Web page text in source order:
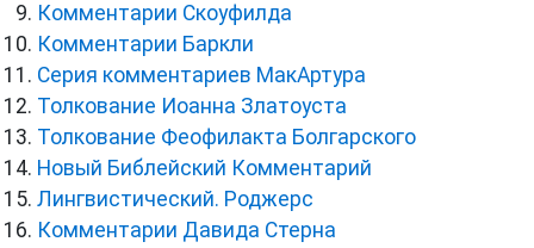
Комментарии Скоуфилда
Комментарии Баркли
Серия комментариев МакАртура
Толкование Иоанна Златоуста
Толкование Феофилакта Болгарского
Новый Библейский Комментарий
Лингвистический. Роджерс
Комментарии Давида Стерна